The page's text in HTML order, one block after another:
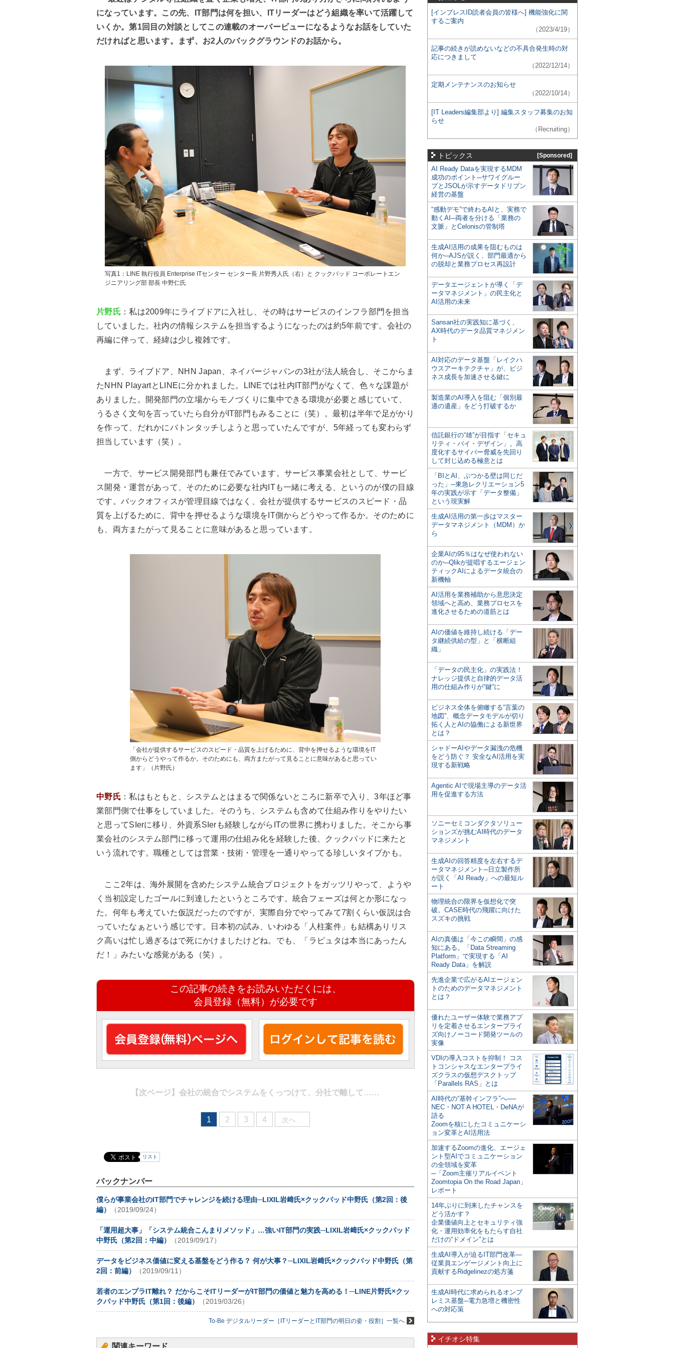
になっています。この先、IT部門は何を担い、ITリーダーはどう組織を率いて活躍して
いくか。第1回目の対談としてこの連載のオーバービューになるようなお話をしていた
だければと思います。まず、お2人のバックグラウンドのお話から。
写真1：LINE 執行役員 Enterprise ITセンター センター長 片野秀人氏（右）と クックパッド コーポレートエン
ジニアリング部 部長 中野仁氏
片野氏 ：私は2009年にライブドアに入社し、その時はサービスのインフラ部門を担当
していました。社内の情報システムを担当するようになったのは約5年前です。会社の
再編に伴って、経緯は少し複雑です。
まず、ライブドア、NHN Japan、ネイバージャパンの3社が法人統合し、そこからま
たNHN PlayartとLINEに分かれました。LINEでは社内IT部門がなくて、色々な課題が
ありました。開発部門の立場からモノづくりに集中できる環境が必要と感じていて、
うるさく文句を言っていたら自分がIT部門もみることに（笑）。最初は半年で足がかり
を作って、だれかにバトンタッチしようと思っていたんですが、5年経っても変わらず
担当しています（笑）。
一方で、サービス開発部門も兼任でみています。サービス事業会社として、サービ
ス開発・運営があって、そのために必要な社内ITも一緒に考える、というのが僕の目線
です。バックオフィスが管理目線ではなく、会社が提供するサービスのスピード・品
質を上げるために、背中を押せるような環境をIT側からどうやって作るか。そのために
も、両方またがって見ることに意味があると思っています。
「会社が提供するサービスのスピード・品質を上げるために、背中を押せるような環境をIT
側からどうやって作るか。そのためにも、両方またがって見ることに意味があると思ってい
ます」（片野氏）
中野氏 ：私はもともと、システムとはまるで関係ないところに新卒で入り、3年ほど事
業部門側で仕事をしていました。そのうち、システムも含めて仕組み作りをやりたい
と思ってSIerに移り、外資系SIerも経験しながらITの世界に携わりました。そこから事
業会社のシステム部門に移って運用の仕組み化を経験した後、クックパッドに来たと
いう流れです。職種としては営業・技術・管理を一通りやってる珍しいタイプかも。
ここ2年は、海外展開を含めたシステム統合プロジェクトをガッツリやって、ようや
く当初設定したゴールに到達したというところです。統合フェーズは何とか形になっ
た。何年も考えていた仮説だったのですが、実際自分でやってみて7割くらい仮説は合
っていたなぁという感じです。日本初の試み、いわゆる「人柱案件」も結構ありリス
ク高いは忙し過ぎるはで死にかけましたけどね。でも、「ラピュタは本当にあったん
だ！」みたいな感覚がある（笑）。
この記事の続きをお読みいただくには、
会員登録（無料）が必要です
【次ページ】 会社の統合でシステムをくっつけて、分社で離して……
1 2 3 4 次へ
リスト
バックナンバー
僕らが事業会社のIT部門でチャレンジを続ける理由─LIXIL岩﨑氏×クックパッド中野氏（第2回：後
編）
（2019/09/24）
「運用超大事」「システム統合こんまりメソッド」…強いIT部門の実践─LIXIL岩﨑氏×クックパッド
中野氏（第2回：中編）
（2019/09/17）
データをビジネス価値に変える基盤をどう作る？ 何が大事？─LIXIL岩﨑氏×クックパッド中野氏（第
2回：前編）
（2019/09/11）
若者のエンプラIT離れ？ だからこそITリーダーがIT部門の価値と魅力を高める！─LINE片野氏×クッ
クパッド中野氏（第1回：後編）
（2019/03/26）
To-Be デジタルリーダー［ITリーダーとIT部門の明日の姿・役割］一覧へ
[インプレスID読者会員の皆様へ] 機能強化に関
するご案内
（2023/4/19）
記事の続きが読めないなどの不具合発生時の対
応につきまして
（2022/12/14）
定期メンテナンスのお知らせ
（2022/10/14）
[IT Leaders編集部より] 編集スタッフ募集のお知
らせ
（Recruiting）
トピックス [Sponsored]
AI Ready Dataを実現するMDM
成功のポイント─サワイグルー
プとJSOLが示すデータドリブン
経営の基盤
“感動デモ”で終わるAIと、実務で
動くAI─両者を分ける「業務の
文脈」とCelonisの管制塔
生成AI活用の成果を阻むものは
何か─AJSが説く、部門最適から
の脱却と業務プロセス再設計
データエージェントが導く「デ
ータマネジメント」の民主化と
AI活用の未来
Sansan社の実践知に基づく、
AX時代のデータ品質マネジメン
ト
AI対応のデータ基盤「レイクハ
ウスアーキテクチャ」が、ビジ
ネス成長を加速させる鍵に
製造業のAI導入を阻む「個別最
適の遺産」をどう打破するか
信託銀行の“雄”が目指す「セキュ
リティ・バイ・デザイン」。高
度化するサイバー脅威を先回り
して封じ込める極意とは
「BIとAI、ぶつかる壁は同じだ
った」─東急レクリエーション5
年の実践が示す「データ整備」
という現実解
生成AI活用の第一歩はマスター
データマネジメント（MDM）か
ら
企業AIの95％はなぜ使われない
のか─Qlikが提唱するエージェン
ティックAIによるデータ統合の
新機軸
AI活用を業務補助から意思決定
領域へと高め、業務プロセスを
進化させるための道筋とは
AIの価値を維持し続ける「デー
タ継続供給の型」と「横断組
織」
「データの民主化」の実践法！
ナレッジ提供と自律的データ活
用の仕組み作りが“鍵”に
ビジネス全体を俯瞰する“言葉の
地図”、概念データモデルが切り
拓く人とAIの協働による新世界
とは？
シャドーAIやデータ漏洩の危機
をどう防ぐ？ 安全なAI活用を実
現する新戦略
Agentic AIで現場主導のデータ活
用を促進する方法
ソニーセミコンダクタソリュー
ションズが挑むAI時代のデータ
マネジメント
生成AIの回答精度を左右するデ
ータマネジメント─日立製作所
が説く「AI Ready」への最短ル
ート
物理統合の限界を仮想化で突
破。CASE時代の飛躍に向けた
スズキの挑戦
AIの真価は「今この瞬間」の感
知にある。「Data Streaming
Platform」で実現する「AI
Ready Data」を解説
先進企業で広がるAIエージェン
トのためのデータマネジメント
とは？
優れたユーザー体験で業務アプ
リを定着させるエンタープライ
ズ向けノーコード開発ツールの
実像
VDIの導入コストを抑制！ コス
トコンシャスなエンタープライ
ズクラスの仮想デスクトップ
「Parallels RAS」とは
AI時代の“基幹インフラ”へ──
NEC・NOT A HOTEL・DeNAが
語る
Zoomを核にしたコミュニケーシ
ョン変革とAI活用法
加速するZoomの進化、エージェ
ント型AIでコミュニケーション
の全領域を変革
─「Zoom主催リアルイベント
Zoomtopia On the Road Japan」
レポート
14年ぶりに到来したチャンスを
どう活かす？
企業価値向上とセキュリティ強
化・運用効率化をもたらす自社
だけの“ドメイン”とは
生成AI導入が迫るIT部門改革―
従業員エンゲージメント向上に
貢献するRidgelinezの処方箋
生成AI時代に求められるオンプ
レミス基盤─電力急増と機密性
への対応策
イチオシ特集